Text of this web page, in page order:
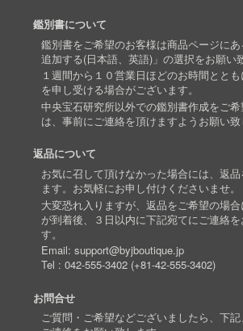
鑑別書について
鑑別書をご希望のお客様は商品ページに
追加する(日本語、英語)」の選択をお願い
１週間から１０営業日ほどのお時間とと
を申し受ける場合がございます。
中央宝石研究所以外での鑑別書作成をご
は、事前にご連絡を頂けますようお願い致
返品について
お気に召して頂けなかった場合には、返品
ます。お気軽にお申し付けくださいませ。
大変恐れ入りますが、返品をご希望の場
が到着後、３日以内に下記宛てにご連絡を
す。
Email: support@byjboutique.jp
Tel : 042-555-3402(+81-42-555-3402)
お問合せ
ご質問・ご希望などございましたら、下